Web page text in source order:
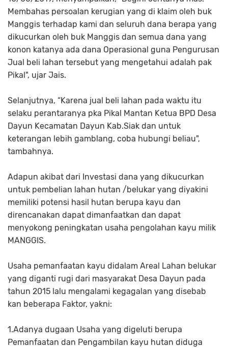
Membahas persoalan kerugian yang di klaim oleh buk
Manggis terhadap kami dan seluruh dana berapa yang
dikucurkan oleh buk Manggis dan semua dana yang
konon katanya ada dana Operasional guna Pengurusan
Jual beli lahan tersebut yang mengetahui adalah pak
Pikal", ujar Jais.
Selanjutnya, “Karena jual beli lahan pada waktu itu
selaku perantaranya pka Pikal Mantan Ketua BPD Desa
Dayun Kecamatan Dayun Kab.Siak dan untuk
keterangan lebih gamblang, coba hubungi beliau",
tambahnya.
Adapun akibat dari Investasi dana yang dikucurkan
untuk pembelian lahan hutan /belukar yang diyakini
memiliki potensi hasil hutan berupa kayu dan
direncanakan dapat dimanfaatkan dan dapat
menyokong peningkatan usaha pengolahan kayu milik
MANGGIS.
Usaha pemanfaatan kayu didalam Areal Lahan belukar
yang diganti rugi dari masyarakat Desa Dayun pada
tahun 2015 lalu mengalami kegagalan yang disebab
kan beberapa Faktor, yakni:
1.Adanya dugaan Usaha yang digeluti berupa
Pemanfaatan dan Pengambilan kayu hutan diduga